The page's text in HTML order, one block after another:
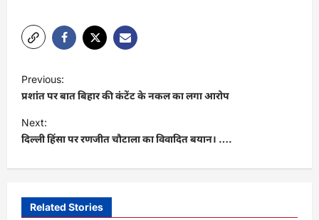
o
s
t
v
Previous:
प्रशांत पर बात बिहार की कंटेंट के नकल का लगा आरोप
Next:
दिल्ली हिंसा पर रणजीत चौटाला का विवादित बयान। ….
Related Stories